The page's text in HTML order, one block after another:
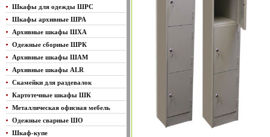
Шкафы для одежды ШРС
Шкафы архивные ШРА
Архивные шкафы ШХА
Одежные сборные ШРК
Архивные шкафы ШАМ
Архивные шкафы ALR
Скамейки для раздевалок
Картотечные шкафы ШК
Металлическая офисная мебель
Одежные сварные ШО
Шкаф-купе